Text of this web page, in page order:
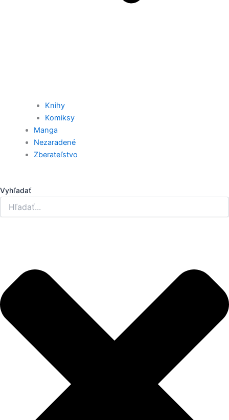
Knihy
Komiksy
Manga
Nezaradené
Zberateľstvo
Vyhľadať